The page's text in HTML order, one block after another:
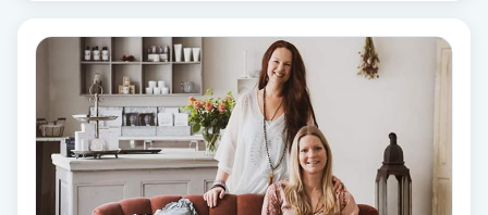
Hälsa
Hälsprickor
Idrottsmassage